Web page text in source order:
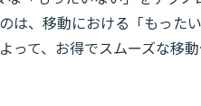
は、移動における「もった
って、お得でスムーズな移